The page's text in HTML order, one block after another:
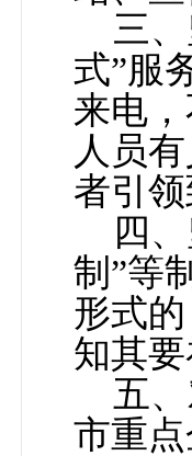
三、
式”服
来电
人员
者引
四、
制 ”等
形式
知其
五、
市重